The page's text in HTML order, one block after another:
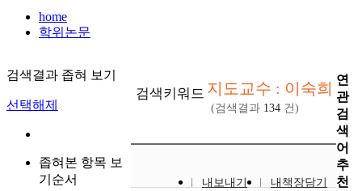
home
학위논문
검색결과 좁혀 보기
선택해제
좁혀본 항목 보
기순서
검색키워드 지도교수 : 이숙희
(검색결과 134 건)
내보내기
내책장담기
연
관
검
색
어
추
천